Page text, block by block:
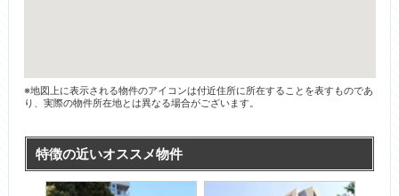
※地図上に表示される物件のアイコンは付近住所に所在することを表すものであ
り、実際の物件所在地とは異なる場合がございます。
特徴の近いオススメ物件